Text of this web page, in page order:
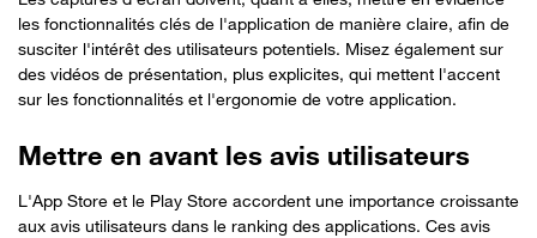
les fonctionnalités clés de l'application de manière claire, afin de
susciter l'intérêt des utilisateurs potentiels. Misez également sur
des vidéos de présentation, plus explicites, qui mettent l'accent
sur les fonctionnalités et l'ergonomie de votre application.
Mettre en avant les avis utilisateurs
L'App Store et le Play Store accordent une importance croissante
aux avis utilisateurs dans le ranking des applications. Ces avis